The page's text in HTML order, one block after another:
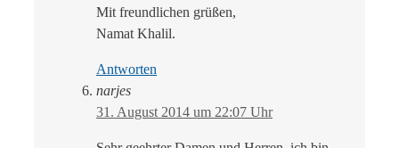
Mit freundlichen grüßen,
Namat Khalil.
Antworten
narjes
31. August 2014 um 22:07 Uhr